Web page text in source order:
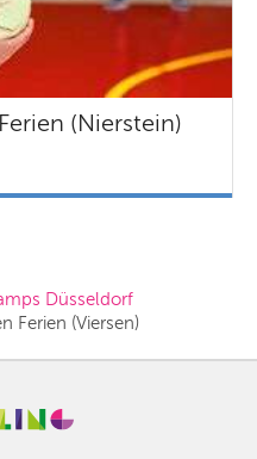
(Nierstein)
Düsseldorf
Ferien (Viersen)